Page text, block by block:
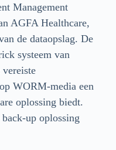
Management
AGFA Healthcare,
de dataopslag. De
systeem van
WORM-media een
oplossing biedt.
up oplossing